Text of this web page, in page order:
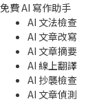
免費 AI 寫作助手
AI 文法檢查
AI 文章改寫
AI 文章摘要
AI 線上翻譯
AI 抄襲檢查
AI 文章偵測